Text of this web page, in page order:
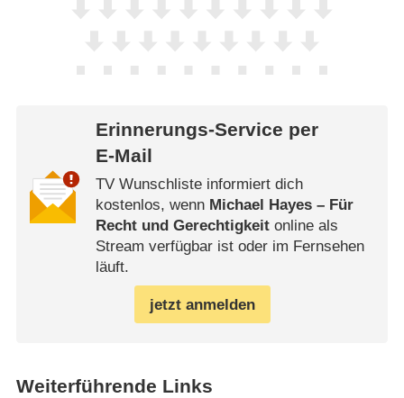
Erinnerungs-Service per
E-Mail
TV Wunschliste informiert dich
kostenlos, wenn Michael Hayes – Für
Recht und Gerechtigkeitonline als
Stream verfügbar ist oder im Fernsehen
läuft.
jetzt anmelden
Weiterführende Links